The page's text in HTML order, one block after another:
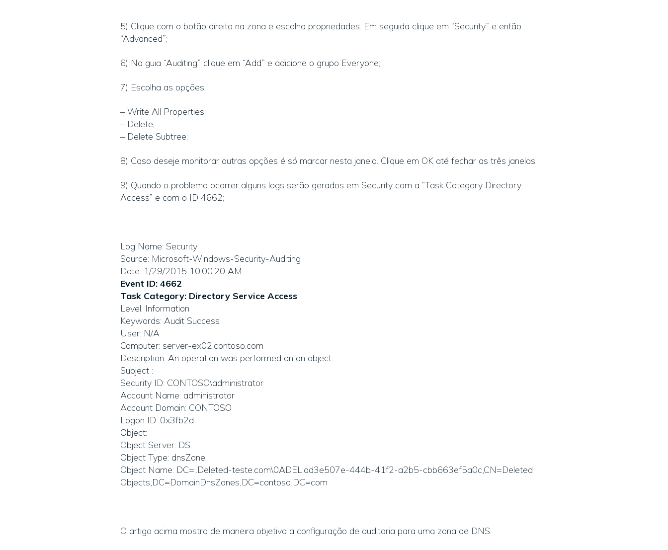
5) Clique com o botão direito na zona e escolha propriedades. Em seguida clique em “Security” e então
“Advanced”;
6) Na guia “Auditing” clique em “Add” e adicione o grupo Everyone;
7) Escolha as opções:
– Write All Properties;
– Delete;
– Delete Subtree;
8) Caso deseje monitorar outras opções é só marcar nesta janela. Clique em OK até fechar as três janelas;
9) Quando o problema ocorrer alguns logs serão gerados em Security com a “Task Category Directory
Access” e com o ID 4662;
Log Name: Security
Source: Microsoft-Windows-Security-Auditing
Date: 1/29/2015 10:00:20 AM
Event ID: 4662
Task Category: Directory Service Access
Level: Information
Keywords: Audit Success
User: N/A
Computer: server-ex02.contoso.com
Description: An operation was performed on an object.
Subject :
Security ID: CONTOSO\administrator
Account Name: administrator
Account Domain: CONTOSO
Logon ID: 0x3fb2d
Object:
Object Server: DS
Object Type: dnsZone
Object Name: DC=..Deleted-teste.com\0ADEL:ad3e507e-444b-41f2-a2b5-cbb663ef5a0c,CN=Deleted
Objects,DC=DomainDnsZones,DC=contoso,DC=com
O artigo acima mostra de maneira objetiva a configuração de auditoria para uma zona de DNS.